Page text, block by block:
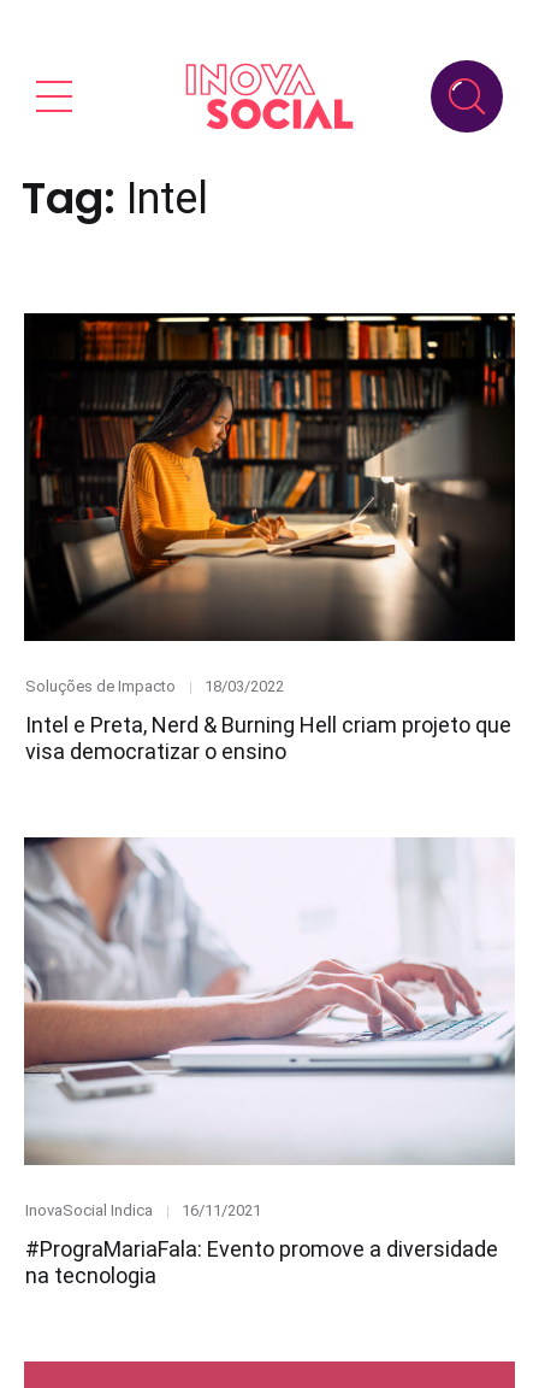
Tag: Intel
Category
Soluções de Impacto
Posted
18/03/2022
Intel e Preta, Nerd & Burning Hell criam projeto que
visa democratizar o ensino
Category
InovaSocial Indica
Posted
16/11/2021
#PrograMariaFala: Evento promove a diversidade
na tecnologia